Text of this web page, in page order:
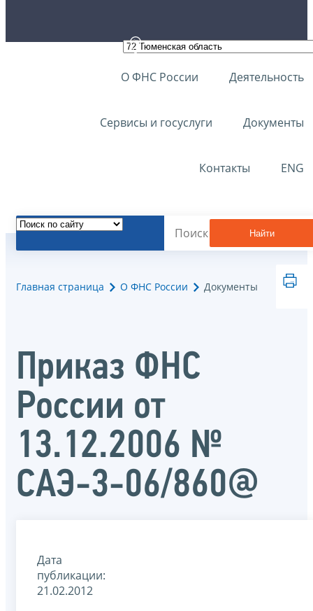
О ФНС России Деятельность
Сервисы и госуслуги Документы
Контакты ENG
Найти
Главная страница О ФНС России Документы
Приказ ФНС
России от
13.12.2006 №
САЭ-3-06/860@
Дата
публикации:
21.02.2012